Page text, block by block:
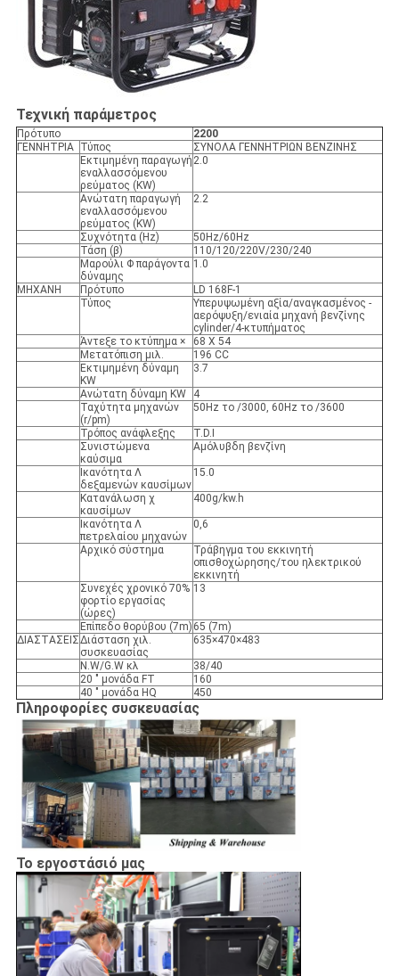
Τεχνική παράμετρος
Πρότυπο
2200
ΓΕΝΝΗΤΡΙΑ Τύπος
ΣΥΝΟΛΑ ΓΕΝΝΗΤΡΙΩΝ ΒΕΝΖΙΝΗΣ
Εκτιμημένη παραγωγή
εναλλασσόμενου
ρεύματος (KW)
2.0
Ανώτατη παραγωγή
εναλλασσόμενου
ρεύματος (KW)
2.2
Συχνότητα (Hz)
50Hz/60Hz
Τάση (β)
110/120/220V/230/240
Μαρούλι Φ παράγοντα
δύναμης
1.0
ΜΗΧΑΝΗ Πρότυπο
LD 168F-1
Τύπος
Υπερυψωμένη αξία/αναγκασμένος -
αερόψυξη/ενιαία μηχανή βενζίνης
cylinder/4-κτυπήματος
Άντεξε το κτύπημα ×
68 X 54
Μετατόπιση μιλ.
196 CC
Εκτιμημένη δύναμη
KW
3.7
Ανώτατη δύναμη KW
4
Ταχύτητα μηχανών
(r/pm)
50Hz το /3000, 60Hz το /3600
Τρόπος ανάφλεξης
T.D.I
Συνιστώμενα
καύσιμα
Αμόλυβδη βενζίνη
Ικανότητα Λ
δεξαμενών καυσίμων
15.0
Κατανάλωση χ
καυσίμων
400g/kw.h
Ικανότητα Λ
πετρελαίου μηχανών
0,6
Αρχικό σύστημα
Τράβηγμα του εκκινητή
οπισθοχώρησης/του ηλεκτρικού
εκκινητή
Συνεχές χρονικό 70%
φορτίο εργασίας
(ώρες)
13
Επίπεδο θορύβου (7m) 65 (7m)
ΔΙΑΣΤΑΣΕΙΣΔιάσταση χιλ.
συσκευασίας
635×470×483
N.W/G.W κλ
38/40
20 " μονάδα FT
160
40 " μονάδα HQ
450
Πληροφορίες συσκευασίας
Το εργοστάσιό μας